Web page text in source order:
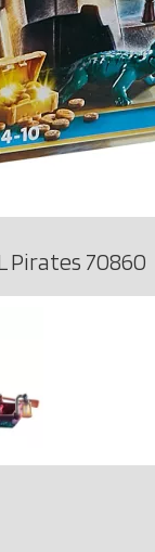
Pirates 70860